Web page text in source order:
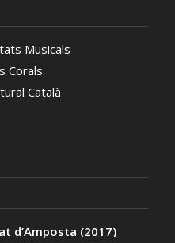
Musicals
Corals
Català
d’Amposta (2017)